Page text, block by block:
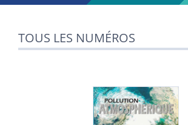
TOUS LES NUMÉROS